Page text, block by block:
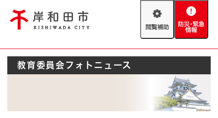
閲
助
防
緊
情
報
Foreign language
防災・緊急情報 救急・消防
AED設置箇所
教育委員会フォトニュース